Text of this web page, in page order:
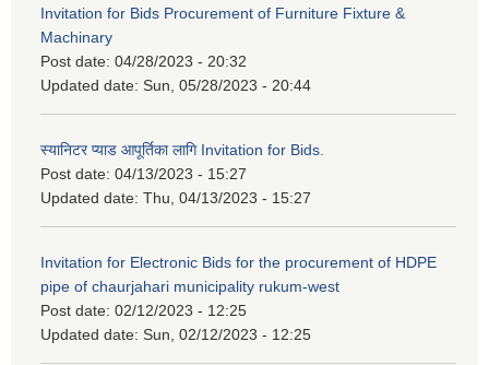
Invitation for Bids Procurement of Furniture Fixture &
Machinary
Post date: 04/28/2023 - 20:32
Updated date: Sun, 05/28/2023 - 20:44
स्यानिटर प्याड आपूर्तिका लागि Invitation for Bids.
Post date: 04/13/2023 - 15:27
Updated date: Thu, 04/13/2023 - 15:27
Invitation for Electronic Bids for the procurement of HDPE
pipe of chaurjahari municipality rukum-west
Post date: 02/12/2023 - 12:25
Updated date: Sun, 02/12/2023 - 12:25